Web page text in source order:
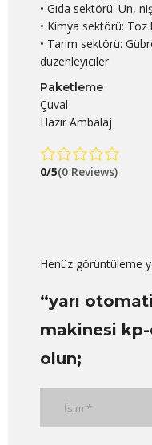
• Gıda sektörü: Un,
• Kimya sektörü: Toz
• Tarım sektörü:
düzenleyiciler
Paketleme
Çuval
Hazır Ambalaj
0/5(0 Reviews)
Henüz görüntüleme
“yarı
makinesi
olun;